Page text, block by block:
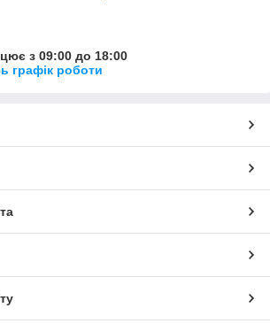
з 09:00 до 18:00
графік роботи